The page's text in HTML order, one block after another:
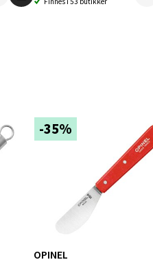
-35%
OPINEL
0 i